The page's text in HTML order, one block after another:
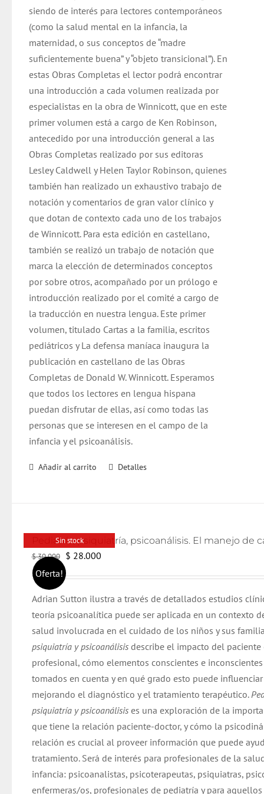
siendo de interés para lectores contemporáneos
(como la salud mental en la infancia, la
maternidad, o sus conceptos de “madre
suficientemente buena” y “objeto transicional”). En
estas Obras Completas el lector podrá encontrar
una introducción a cada volumen realizada por
especialistas en la obra de Winnicott, que en este
primer volumen está a cargo de Ken Robinson,
antecedido por una introducción general a las
Obras Completas realizado por sus editoras
Lesley Caldwell y Helen Taylor Robinson, quienes
también han realizado un exhaustivo trabajo de
notación y comentarios de gran valor clínico y
que dotan de contexto cada uno de los trabajos
de Winnicott. Para esta edición en castellano,
también se realizó un trabajo de notación que
marca la elección de determinados conceptos
por sobre otros, acompañado por un prólogo e
introducción realizado por el comité a cargo de
la traducción en nuestra lengua. Este primer
volumen, titulado Cartas a la familia, escritos
pediátricos y La defensa maníaca inaugura la
publicación en castellano de las Obras
Completas de Donald W. Winnicott. Esperamos
que todos los lectores en lengua hispana
puedan disfrutar de ellas, así como todas las
personas que se interesen en el campo de la
infancia y el psicoanálisis.
Añadir al carrito Detalles
Sin stock
Oferta!
$30.000
El
precio
era:
$ 30.000.
$ 28.000El
es:
$ 28.000.
Adrian Sutton ilustra a través de detallados estudios
teoría psicoanalítica puede ser aplicada en un contexto
salud involucrada en el cuidado de los niños y sus
psiquiatría y psicoanálisisdescribe el impacto del paciente
profesional, cómo elementos conscientes e
tomados en cuenta y en qué grado esto puede
mejorando el diagnóstico y el tratamiento terapéutico.
psiquiatría y psicoanálisis es una exploración de la
que tiene la relación paciente-doctor, y cómo la
relación es crucial al proveer información que puede
tratamiento. Será de interés para profesionales de la
infancia: psicoanalistas, psicoterapeutas, psiquiatras,
enfermeras/os, profesionales de pediatría y para